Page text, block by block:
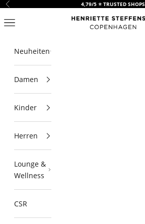
Zum Inhalt springen
Zurück 4,79/5 ⭐ TRUSTED SHOPS
HSCPH
Navigationsmenü öffnen
Neuheiten
Damen
Kinder
Herren
Lounge &
Wellness
CSR